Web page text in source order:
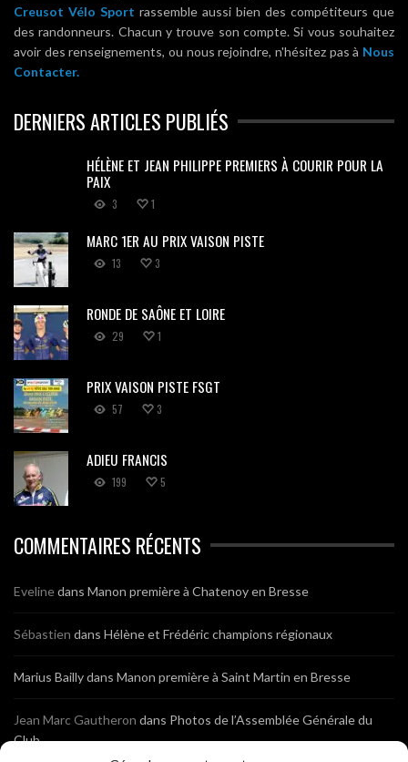
Creusot Vélo Sport rassemble aussi bien des compétiteurs que
des randonneurs. Chacun y trouve son compte. Si vous souhaitez
avoir des renseignements, ou nous rejoindre, n'hésitez pas à Nous
Contacter.
DERNIERS ARTICLES PUBLIÉS
HÉLÈNE ET JEAN PHILIPPE PREMIERS À COURIR POUR LA
PAIX
3 1
MARC 1ER AU PRIX VAISON PISTE
13 3
RONDE DE SAÔNE ET LOIRE
29 1
PRIX VAISON PISTE FSGT
57 3
ADIEU FRANCIS
199 5
COMMENTAIRES RÉCENTS
Evelinedans Manon première à Chatenoy en Bresse
Sébastien dans Hélène et Frédéric champions régionaux
Marius Baillydans Manon première à Saint Martin en Bresse
Jean Marc Gautheron dans Photos de l’Assemblée Générale du
Club